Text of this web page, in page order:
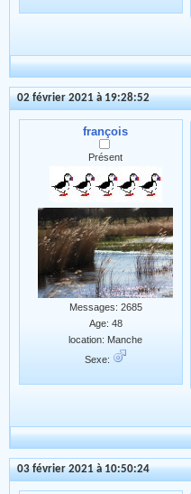
02 février 2021 à 19:28:52
françois
Présent
Messages: 2685
Age: 48
location: Manche
Sexe:
03 février 2021 à 10:50:24